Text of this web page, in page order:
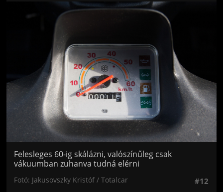
Felesleges 60-ig skálázni, valószínűleg csak
vákuumban zuhanva tudná elérni
Fotó: Jakusovszky Kristóf / Totalcar #12